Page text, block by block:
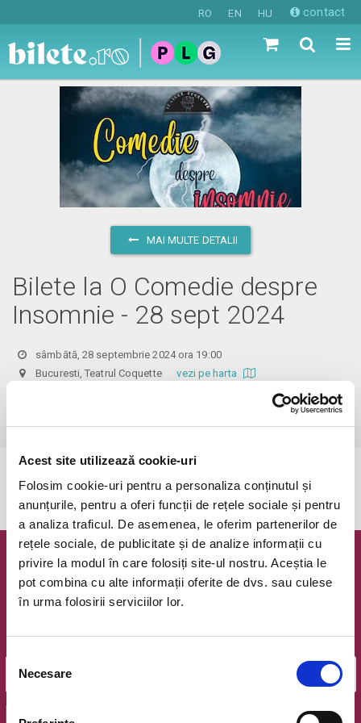
Acest site utilizează cookie-uri
Folosim cookie-uri pentru a personaliza conținutul și
anunțurile, pentru a oferi funcții de rețele sociale și pentru
a analiza traficul. De asemenea, le oferim partenerilor de
rețele sociale, de publicitate și de analize informații cu
privire la modul în care folosiți site-ul nostru. Aceștia le
pot combina cu alte informații oferite de dvs. sau culese
în urma folosirii serviciilor lor.
Selecția
consimțământului
Necesare
RO EN HU contact
MAI MULTE DETALII
Bilete la O Comedie despre
Insomnie - 28 sept 2024
sâmbătă, 28 septembrie 2024 ora 19:00
Bucuresti, Teatrul Coquettevezi pe harta
Dupa ora inceperii reprezentatiei biletele isi pierd valabilitatea, iar
Newsletter @ Bilete.ro
Oferte exclusive si o editie saptamanala cu cele mai noi
OK